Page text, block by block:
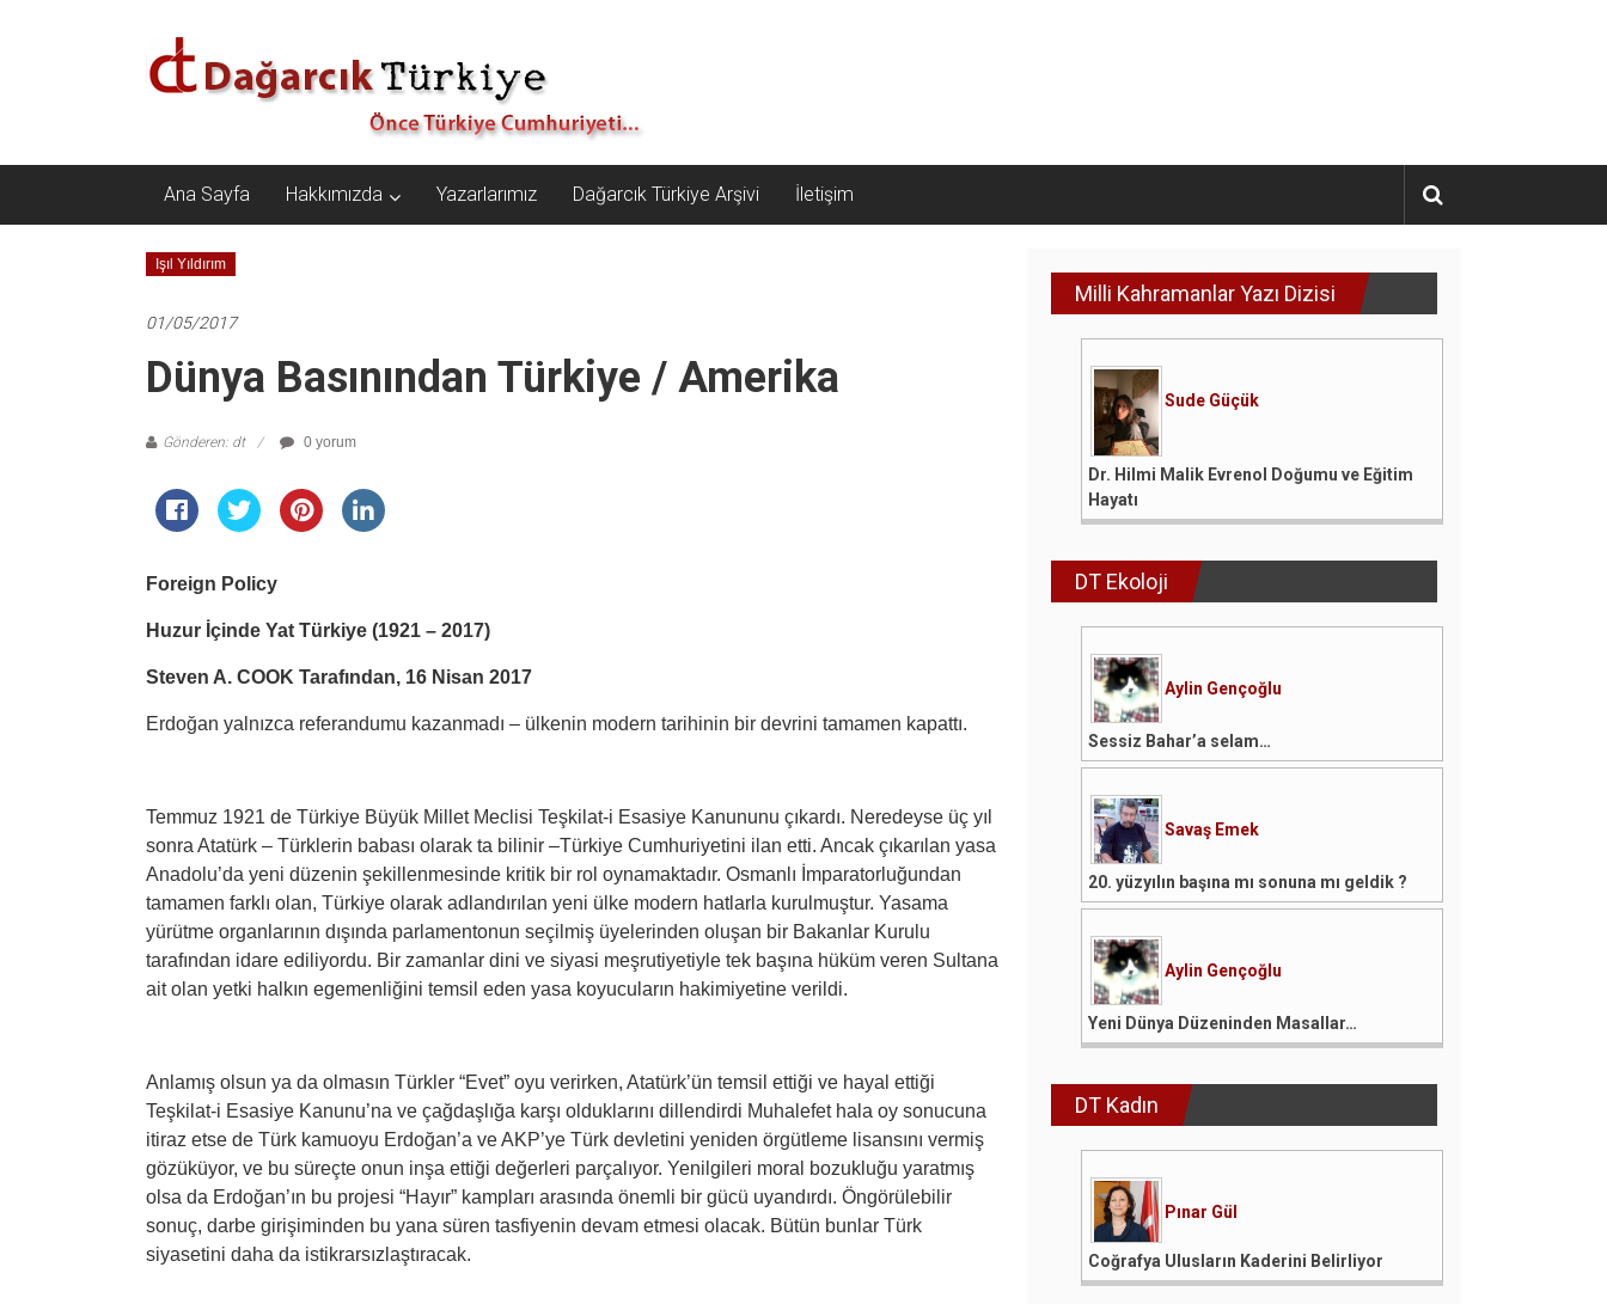
Dağarcık
Türkiye
Türkiye
Cumhuriyeti…
Ana Sayfa Hakkımızda Yazarlarımız Dağarcık Türkiye Arşivi İletişim
Işıl Yıldırım
01/05/2017
Dünya Basınından Türkiye / Amerika
Gönderen: dt 0 yorum
Foreign Policy
Huzur İçinde Yat Türkiye (1921 – 2017)
Steven A. COOK Tarafından, 16 Nisan 2017
Erdoğan yalnızca referandumu kazanmadı – ülkenin modern tarihinin bir devrini tamamen kapattı.
Temmuz 1921 de Türkiye Büyük Millet Meclisi Teşkilat-i Esasiye Kanununu çıkardı. Neredeyse üç yıl
sonra Atatürk – Türklerin babası olarak ta bilinir –Türkiye Cumhuriyetini ilan etti. Ancak çıkarılan yasa
Anadolu’da yeni düzenin şekillenmesinde kritik bir rol oynamaktadır. Osmanlı İmparatorluğundan
tamamen farklı olan, Türkiye olarak adlandırılan yeni ülke modern hatlarla kurulmuştur. Yasama
yürütme organlarının dışında parlamentonun seçilmiş üyelerinden oluşan bir Bakanlar Kurulu
tarafından idare ediliyordu. Bir zamanlar dini ve siyasi meşrutiyetiyle tek başına hüküm veren Sultana
ait olan yetki halkın egemenliğini temsil eden yasa koyucuların hakimiyetine verildi.
Anlamış olsun ya da olmasın Türkler “Evet” oyu verirken, Atatürk’ün temsil ettiği ve hayal ettiği
Teşkilat-i Esasiye Kanunu’na ve çağdaşlığa karşı olduklarını dillendirdi Muhalefet hala oy sonucuna
itiraz etse de Türk kamuoyu Erdoğan’a ve AKP’ye Türk devletini yeniden örgütleme lisansını vermiş
gözüküyor, ve bu süreçte onun inşa ettiği değerleri parçalıyor. Yenilgileri moral bozukluğu yaratmış
olsa da Erdoğan’ın bu projesi “Hayır” kampları arasında önemli bir gücü uyandırdı. Öngörülebilir
sonuç, darbe girişiminden bu yana süren tasfiyenin devam etmesi olacak. Bütün bunlar Türk
siyasetini daha da istikrarsızlaştıracak.
Milli Kahramanlar Yazı Dizisi
Sude Güçük
Dr. Hilmi Malik Evrenol Doğumu ve Eğitim
Hayatı
DT Ekoloji
Aylin Gençoğlu
Sessiz Bahar’a selam…
Savaş Emek
20. yüzyılın başına mı sonuna mı geldik ?
Aylin Gençoğlu
Yeni Dünya Düzeninden Masallar…
DT Kadın
Pınar Gül
Coğrafya Ulusların Kaderini Belirliyor